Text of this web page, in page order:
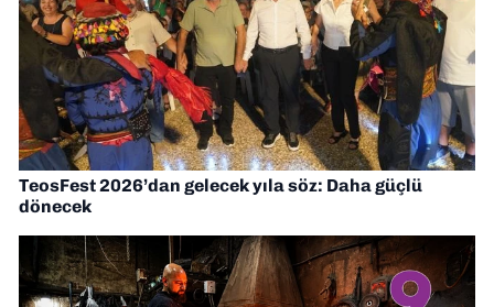
TeosFest 2026’dan gelecek yıla söz: Daha güçlü
dönecek